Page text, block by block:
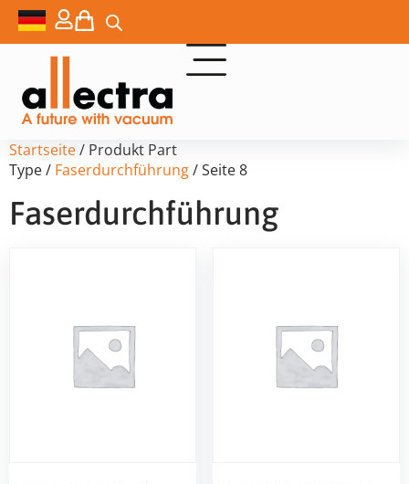
Startseite/ Produkt Part
Type / Faserdurchführung/ Seite 8
Faserdurchführung